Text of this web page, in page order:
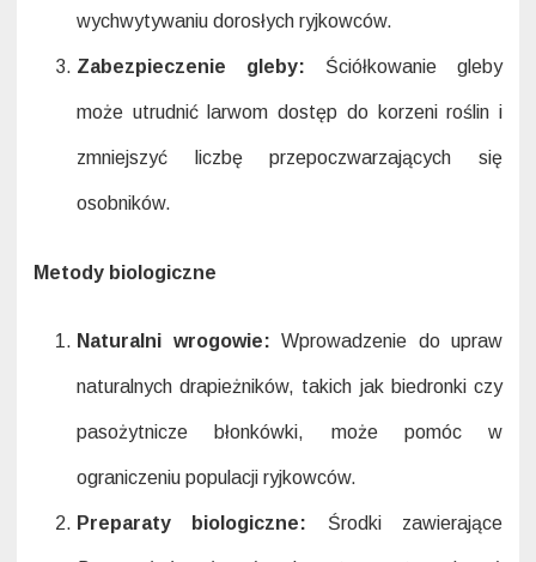
wychwytywaniu dorosłych ryjkowców.
Zabezpieczenie gleby: Ściółkowanie gleby
może utrudnić larwom dostęp do korzeni roślin i
zmniejszyć liczbę przepoczwarzających się
osobników.
Metody biologiczne
Naturalni wrogowie: Wprowadzenie do upraw
naturalnych drapieżników, takich jak biedronki czy
pasożytnicze błonkówki, może pomóc w
ograniczeniu populacji ryjkowców.
Preparaty biologiczne: Środki zawierające